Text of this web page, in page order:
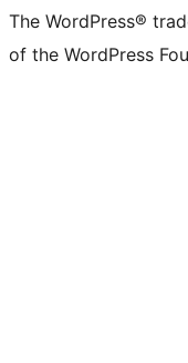
The WordPress®
of the WordPress